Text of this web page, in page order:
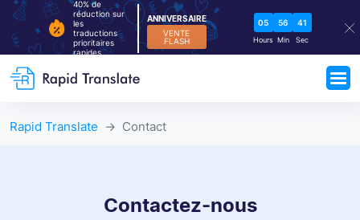
40% de
réduction sur
les
traductions
prioritaires
rapides
ANNIVERSAIRE
VENTE
FLASH
05
Hours
56
Min
40
Sec
Rapid Translate Contact
Contactez-nous